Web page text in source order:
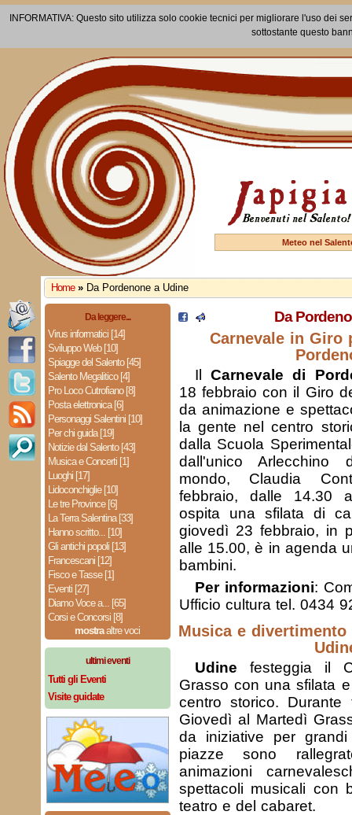
INFORMATIVA: Questo sito utilizza solo cookie tecnici per migliorare l'uso dei
sottostante questo
Meteo nel
Home » Da Pordenone a Udine
Da leggere...
Virus informatici [14]
Sviluppo Web [10]
Spiagge del Salento [45]
Salento Megalitico [4]
Pro Loco Cutrofiano [8]
Posta elettronica [6]
Personaggi Salentini [10]
Per chi guida [19]
Notizie dal Salento [43]
Musica e Concerti [1]
Luoghi [17]
Lidoconchiglie [10]
Le tre Province [6]
La Terra Salentina [33]
Hanno scritto... [10]
Gli antichi popoli [13]
Francescani [12]
Fisco e Tasse [1]
Eventi [27]
Diamo Voce a... [65]
Corsi e Concorsi [8]
mostraaltre voci
ultimi eventi
Tutti gli Eventi
Visite guidate
Da
Carnevale in Giro
Il Carnevale di
18 febbraio con il Giro
da animazione e
la gente nel centro
dalla Scuola
dall'unico Arlecchino
mondo, Claudia
febbraio, dalle 14.30
ospita una sfilata di
giovedì 23 febbraio, in
alle 15.00, è in agenda
bambini.
Per informazioni:
Ufficio cultura tel. 0434
Musica e
Udine festeggia il
Grasso con una sfilata
centro storico.
Giovedì al Martedì
da iniziative per
piazze sono
animazioni
spettacoli musicali con
teatro e del cabaret.